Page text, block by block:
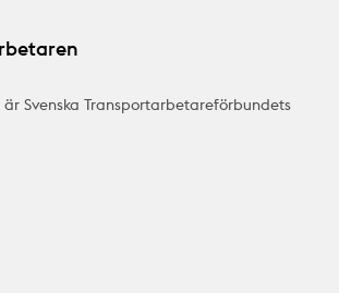
Svenska Transportarbetareförbundets